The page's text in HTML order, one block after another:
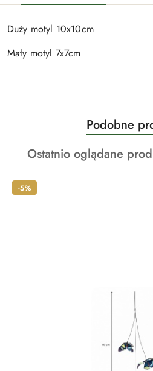
Duży motyl 10x10cm
Mały motyl 7x7cm
Pomiń karuzelę produktów
Produkty
o
statusie:
Podobne
Produkty
statusie:
Ostatnio oglądane
-5%